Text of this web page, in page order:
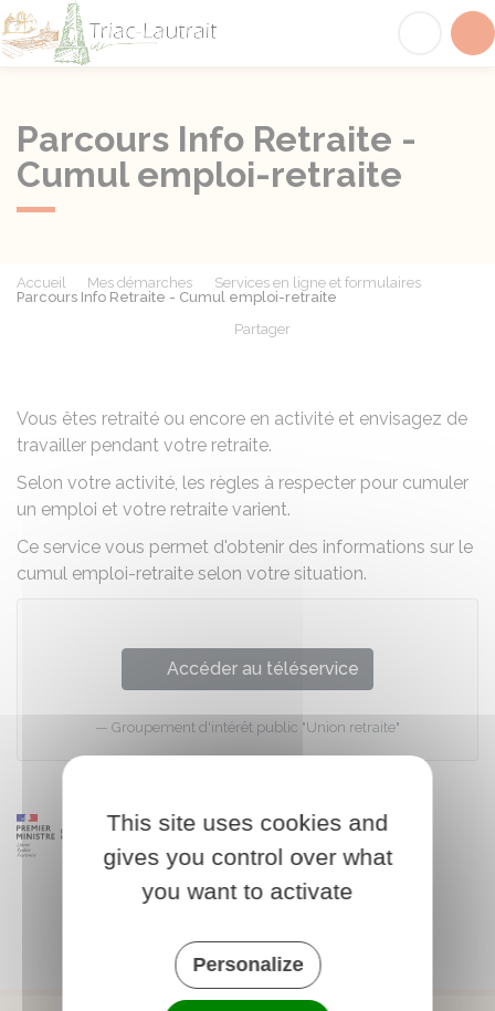
Parcours Info Retraite -
Cumul emploi-retraite
Accueil Mes démarches
Services en ligne et formulaires
Parcours Info Retraite - Cumul emploi-retraite
Partager
Vous êtes retraité ou encore en activité et envisagez de
travailler pendant votre retraite.
Selon votre activité, les règles à respecter pour cumuler
un emploi et votre retraite varient.
Ce service vous permet d'obtenir des informations sur le
cumul emploi-retraite selon votre situation.
Accéder au téléservice
Groupement d'intérêt public "Union retraite"
This site uses cookies and
gives you control over what
you want to activate
Personalize